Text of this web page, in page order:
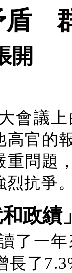
盾
開
會議
高官的
重問題
烈抗爭
和政績
了一
長了